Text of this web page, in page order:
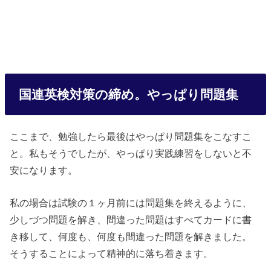
国連英検対策の締め。やっぱり問題集
ここまで、勉強したら最後はやっぱり問題集をこなすこ
と。私もそうでしたが、やっぱり実践練習をしないと不
安になります。
私の場合は試験の１ヶ月前には問題集を終えるように、
少しづつ問題を解き、間違った問題はすべてカードに書
き移して、何度も、何度も間違った問題を解きました。
そうすることによって精神的に落ち着きます。